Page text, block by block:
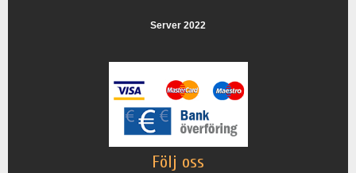
Server 2022
Följ oss